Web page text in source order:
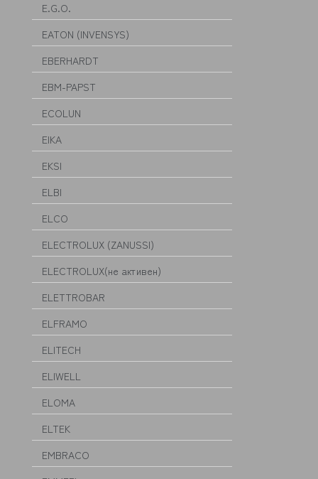
E.G.O.
EATON (INVENSYS)
EBERHARDT
EBM-PAPST
ECOLUN
EIKA
EKSI
ELBI
ELCO
ELECTROLUX (ZANUSSI)
ELECTROLUX(не активен)
ELETTROBAR
ELFRAMO
ELITECH
ELIWELL
ELOMA
ELTEK
EMBRACO